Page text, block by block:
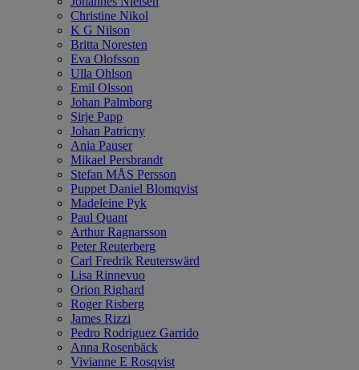
Christine Nikol
K G Nilson
Britta Noresten
Eva Olofsson
Ulla Ohlson
Emil Olsson
Johan Palmborg
Sirje Papp
Johan Patricny
Ania Pauser
Mikael Persbrandt
Stefan MÅS Persson
Puppet Daniel Blomqvist
Madeleine Pyk
Paul Quant
Arthur Ragnarsson
Peter Reuterberg
Carl Fredrik Reuterswärd
Lisa Rinnevuo
Orion Righard
Roger Risberg
James Rizzi
Pedro Rodriguez Garrido
Anna Rosenbäck
Vivianne E Rosqvist